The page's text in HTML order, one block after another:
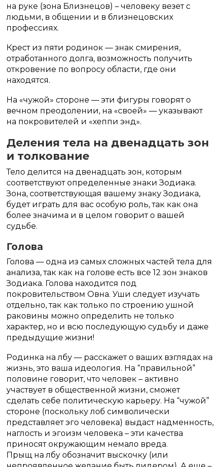
на руке (зона Близнецов) – человеку везет с
людьми, в общении и в близнецовских
профессиях.
Крест из пяти родинок — знак смирения,
отработанного долга, возможность получить
откровение по вопросу области, где они
находятся.
На «чужой» стороне — эти фигуры говорят о
вечном преодолении, на «своей» — указывают
на покровителей и «хеппи энд».
Деления тела на двенадцать зон
и толкование
Тело делится на двенадцать зон, которым
соответствуют определенные знаки Зодиака.
Зона, соответствующая вашему знаку Зодиака,
будет играть для вас особую роль, так как она
более значима и в целом говорит о вашей
судьбе.
Голова
Голова — одна из самых сложных частей тела для
анализа, так как на голове есть все 12 зон знаков
Зодиака. Голова находится под
покровительством Овна. Уши следует изучать
отдельно, так как только по строению ушной
раковины можно определить не только
характер, но и всю последующую судьбу и даже
предыдущие жизни!
Родинка на лбу — расскажет о ваших взглядах на
жизнь, это ваша идеология. На “правильной”
половине говорит, что человек – активно
участвует в общественной жизни, сможет
сделать себе политическую карьеру. На “чужой”
стороне (поскольку лоб символически
представляет эго человека) выдаст надменность,
наглость и эгоизм человека – эти качества
приносят окружающим немало вреда.
Прыщ на лбу обозначит выскочку (или